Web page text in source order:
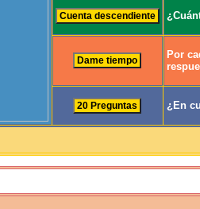
Por
¿En